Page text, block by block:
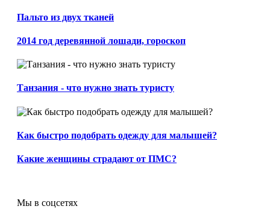
Пальто из двух тканей
2014 год деревянной лошади, гороскоп
Танзания - что нужно знать туристу
Как быстро подобрать одежду для малышей?
Какие женщины страдают от ПМС?
Мы в соцсетях